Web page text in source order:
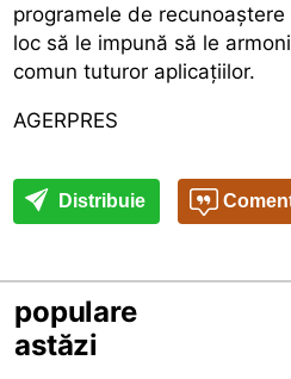
programele de
loc să le impună să le
comun tuturor aplicațiilor.
AGERPRES
Distribuie
populare
astăzi